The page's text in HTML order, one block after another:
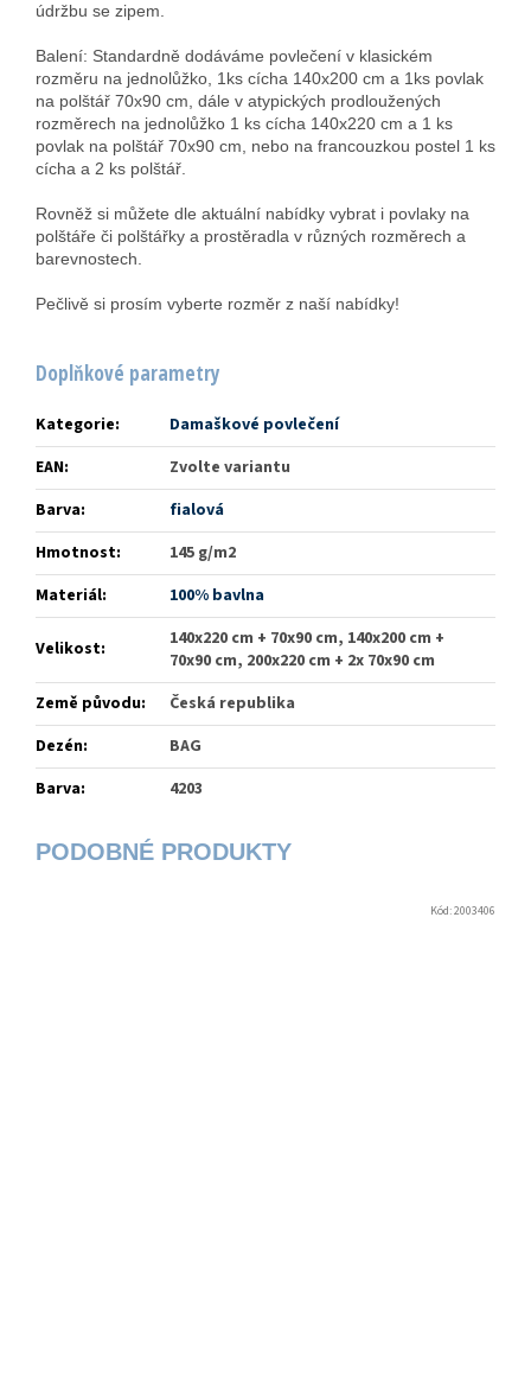
údržbu se zipem.
Balení: Standardně dodáváme povlečení v klasickém
rozměru na jednolůžko, 1ks cícha 140x200 cm a 1ks povlak
na polštář 70x90 cm, dále v atypických prodloužených
rozměrech na jednolůžko 1 ks cícha 140x220 cm a 1 ks
povlak na polštář 70x90 cm, nebo na francouzkou postel 1 ks
cícha a 2 ks polštář.
Rovněž si můžete dle aktuální nabídky vybrat i povlaky na
polštáře či polštářky a prostěradla v různých rozměrech a
barevnostech.
Pečlivě si prosím vyberte rozměr z naší nabídky!
Doplňkové parametry
Kategorie:
Damaškové povlečení
EAN:
Zvolte variantu
Barva:
fialová
Hmotnost:
145 g/m2
Materiál: 100% bavlna
Velikost:
140x220 cm + 70x90 cm, 140x200 cm +
70x90 cm, 200x220 cm + 2x 70x90 cm
Země původu:
Česká republika
Dezén:
BAG
Barva: 4203
Kód:2003406